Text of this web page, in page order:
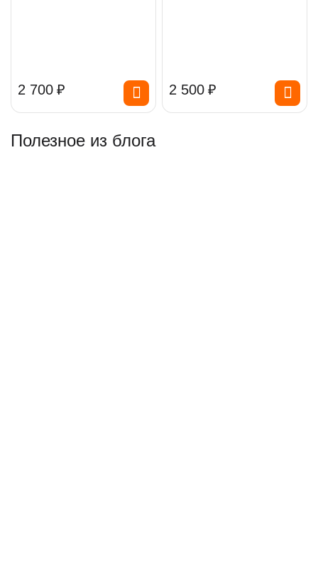
2 700 ₽ 2 500 ₽
Полезное из блога